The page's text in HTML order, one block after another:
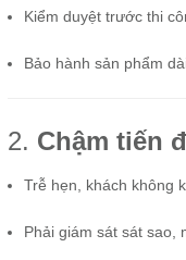
Kiểm duyệt trước thi
Bảo hành sản phẩm
2. Chậm tiến
Trễ hẹn, khách không
Phải giám sát sát sao,